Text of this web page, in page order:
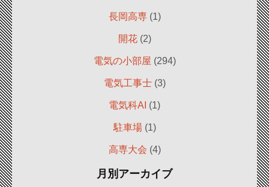
長岡高専(1)
開花(2)
電気の小部屋 (294)
電気工事士(3)
電気科AI (1)
駐車場(1)
高専大会 (4)
月別アーカイブ